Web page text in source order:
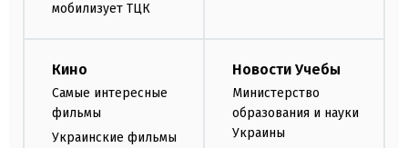
мобилизует ТЦК
Кино
Самые интересные
фильмы
Украинские фильмы
Новости Учебы
Министерство
образования и науки
Украины